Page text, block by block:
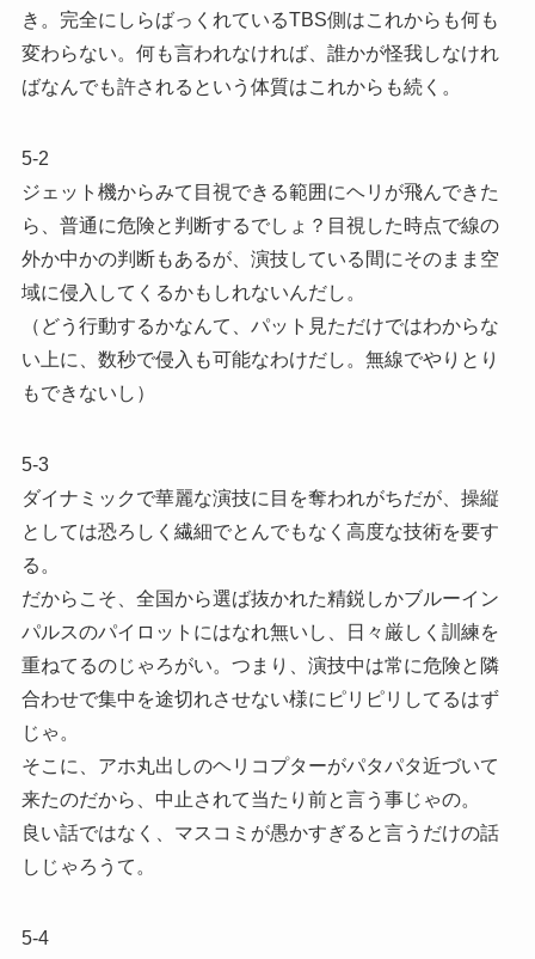
き。完全にしらばっくれているTBS側はこれからも何も
変わらない。何も言われなければ、誰かが怪我しなけれ
ばなんでも許されるという体質はこれからも続く。
5-2
ジェット機からみて目視できる範囲にヘリが飛んできた
ら、普通に危険と判断するでしょ？目視した時点で線の
外か中かの判断もあるが、演技している間にそのまま空
域に侵入してくるかもしれないんだし。
（どう行動するかなんて、パット見ただけではわからな
い上に、数秒で侵入も可能なわけだし。無線でやりとり
もできないし）
5-3
ダイナミックで華麗な演技に目を奪われがちだが、操縦
としては恐ろしく繊細でとんでもなく高度な技術を要す
る。
だからこそ、全国から選ば抜かれた精鋭しかブルーイン
パルスのパイロットにはなれ無いし、日々厳しく訓練を
重ねてるのじゃろがい。つまり、演技中は常に危険と隣
合わせで集中を途切れさせない様にピリピリしてるはず
じゃ。
そこに、アホ丸出しのヘリコプターがパタパタ近づいて
来たのだから、中止されて当たり前と言う事じゃの。
良い話ではなく、マスコミが愚かすぎると言うだけの話
しじゃろうて。
5-4